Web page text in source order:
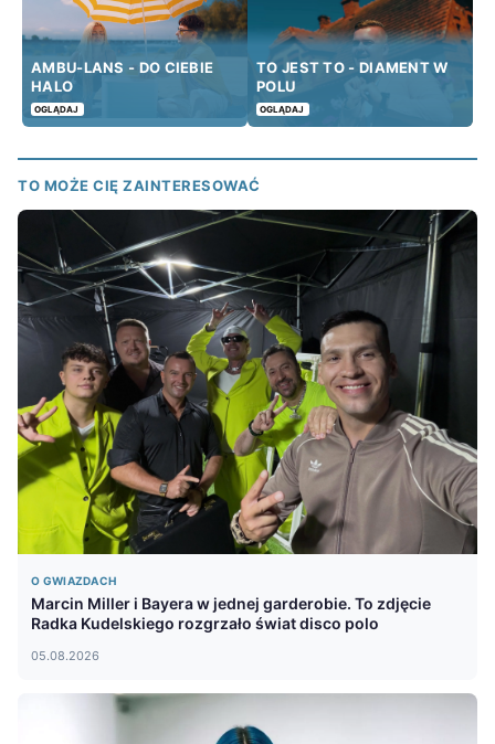
AMBU-LANS - DO CIEBIE
HALO
OGLĄDAJ
TO JEST TO - DIAMENT W
POLU
OGLĄDAJ
TO MOŻE CIĘ ZAINTERESOWAĆ
O GWIAZDACH
Marcin Miller i Bayera w jednej garderobie. To zdjęcie
Radka Kudelskiego rozgrzało świat disco polo
05.08.2026